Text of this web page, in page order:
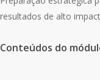
resultados de alto
Conteúdos do